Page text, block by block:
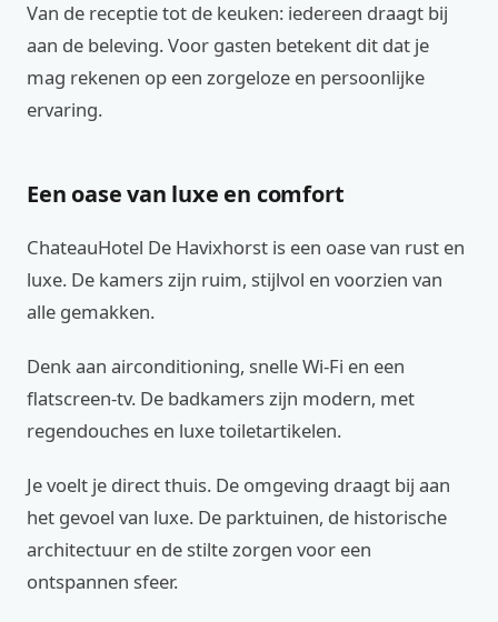
Van de receptie tot de keuken: iedereen draagt bij
aan de beleving. Voor gasten betekent dit dat je
mag rekenen op een zorgeloze en persoonlijke
ervaring.
Een oase van luxe en comfort
ChateauHotel De Havixhorst is een oase van rust en
luxe. De kamers zijn ruim, stijlvol en voorzien van
alle gemakken.
Denk aan airconditioning, snelle Wi-Fi en een
flatscreen-tv. De badkamers zijn modern, met
regendouches en luxe toiletartikelen.
Je voelt je direct thuis. De omgeving draagt bij aan
het gevoel van luxe. De parktuinen, de historische
architectuur en de stilte zorgen voor een
ontspannen sfeer.